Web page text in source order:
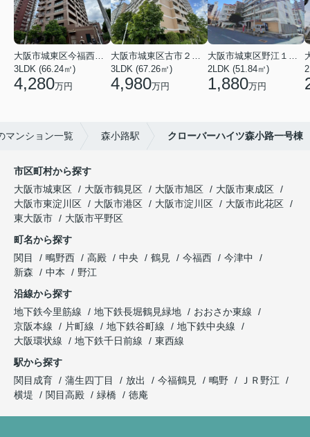
大阪市城東区今福西６丁目
3LDK (66.24㎡)
4,280万円
大阪市城東区古市２丁目
3LDK (67.26㎡)
4,980万円
大阪市城東区野江１丁目
2LDK (51.84㎡)
1,880万円
マンション一覧 森小路駅 クローバーハイツ森小路一号棟
市区町村から探す
大阪市城東区
大阪市鶴見区 大阪市旭区
大阪市東成区
大阪市東淀川区
大阪市港区 大阪市淀川区
大阪市此花区
東大阪市
大阪市平野区
町名から探す
関目
鴫野西 高殿 中央 鶴見 今福西
今津中
新森
中本
野江
沿線から探す
地下鉄今里筋線
地下鉄長堀鶴見緑地
おおさか東線
京阪本線
片町線 地下鉄谷町線
地下鉄中央線
大阪環状線
地下鉄千日前線
東西線
駅から探す
関目成育
蒲生四丁目 放出 今福鶴見 鴫野
ＪＲ野江
横堤
関目高殿 緑橋 徳庵